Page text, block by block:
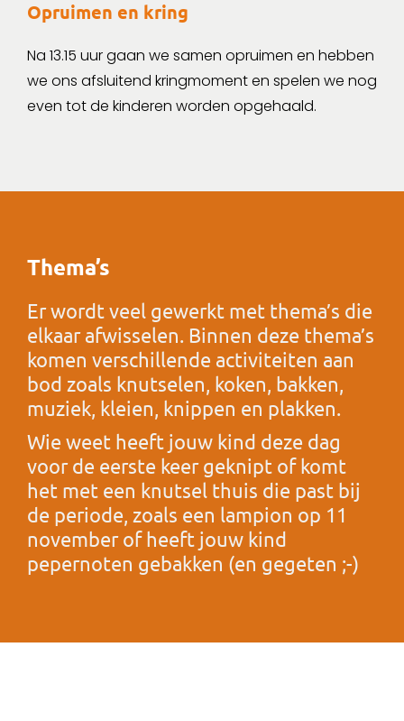
Opruimen en kring
Na 13.15 uur gaan we samen opruimen en hebben
we ons afsluitend kringmoment en spelen we nog
even tot de kinderen worden opgehaald.
Thema’s
Er wordt veel gewerkt met thema’s die
elkaar afwisselen. Binnen deze thema’s
komen verschillende activiteiten aan
bod zoals knutselen, koken, bakken,
muziek, kleien, knippen en plakken.
Wie weet heeft jouw kind deze dag
voor de eerste keer geknipt of komt
het met een knutsel thuis die past bij
de periode, zoals een lampion op 11
november of heeft jouw kind
pepernoten gebakken (en gegeten ;-)